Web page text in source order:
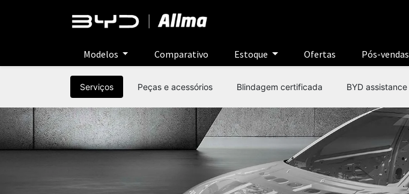
Modelos Comparativo Estoque Ofertas Pós-vendas
Serviços Peças e acessórios Blindagem certificada BYD assistance